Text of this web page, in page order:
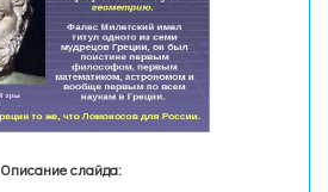
Описание слайда: